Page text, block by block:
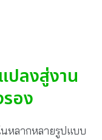
ลงสู่งาน
อง
หลากหลายรูปแบบ